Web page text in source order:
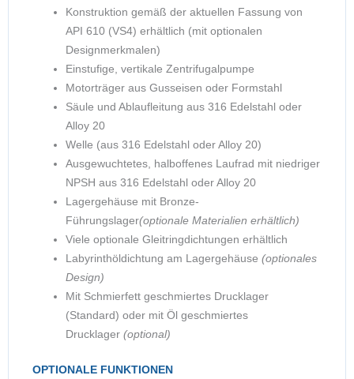
Konstruktion gemäß der aktuellen Fassung von
API 610 (VS4) erhältlich (mit optionalen
Designmerkmalen)
Einstufige, vertikale Zentrifugalpumpe
Motorträger aus Gusseisen oder Formstahl
Säule und Ablaufleitung aus 316 Edelstahl oder
Alloy 20
Welle (aus 316 Edelstahl oder Alloy 20)
Ausgewuchtetes, halboffenes Laufrad mit niedriger
NPSH aus 316 Edelstahl oder Alloy 20
Lagergehäuse mit Bronze-
Führungslager(optionale Materialien erhältlich)
Viele optionale Gleitringdichtungen erhältlich
Labyrinthöldichtung am Lagergehäuse (optionales
Design)
Mit Schmierfett geschmiertes Drucklager
(Standard) oder mit Öl geschmiertes
Drucklager (optional)
OPTIONALE FUNKTIONEN